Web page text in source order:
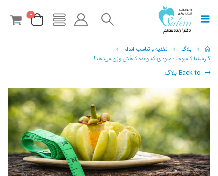
0
بلاگ
تغذیه و تناسب اندام
گارسینیا کامبوجیا؛ میوه‌ای که وعده کاهش وزن می‌دهد!